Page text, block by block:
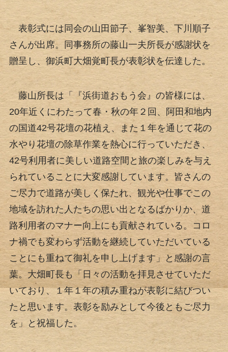
表彰式には同会の山田節子、峯智美、下川順子
さんが出席。同事務所の藤山一夫所長が感謝状を
贈呈し、御浜町大畑覚町長が表彰状を伝達した。
藤山所長は「『浜街道おもう会』の皆様には、
20年近くにわたって春・秋の年２回、阿田和地内
の国道42号花壇の花植え、また１年を通じて花の
水やり花壇の除草作業を熱心に行っていただき、
42号利用者に美しい道路空間と旅の楽しみを与え
られていることに大変感謝しています。皆さんの
ご尽力で道路が美しく保たれ、観光や仕事でこの
地域を訪れた人たちの思い出となるばかりか、道
路利用者のマナー向上にも貢献されている。コロ
ナ禍でも変わらず活動を継続していただいている
ことにも重ねて御礼を申し上げます」と感謝の言
葉。大畑町長も「日々の活動を拝見させていただ
いており、１年１年の積み重ねが表彰に結びつい
たと思います。表彰を励みとして今後ともご尽力
を」と祝福した。